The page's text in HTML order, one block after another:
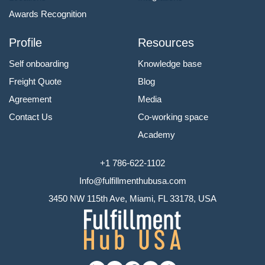
Awards Recognition
Profile
Self onboarding
Freight Quote
Agreement
Contact Us
Resources
Knowledge base
Blog
Media
Co-working space
Academy
+1 786-622-1102
Info@fulfillmenthubusa.com
3450 NW 115th Ave, Miami, FL 33178, USA